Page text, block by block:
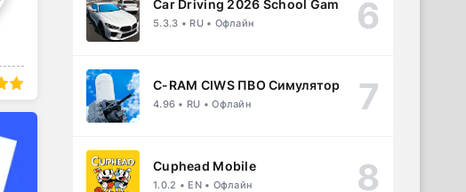
Car Driving 2026 School Game
5.3.3 • RU • Офлайн
C-RAM CIWS ПВО Симулятор
4.96 • RU • Офлайн
Cuphead Mobile
1.0.2 • EN • Офлайн